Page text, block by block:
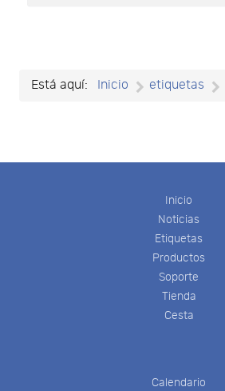
Está aquí: Inicio etiquetas
Inicio
Noticias
Etiquetas
Productos
Soporte
Tienda
Cesta
Calendario